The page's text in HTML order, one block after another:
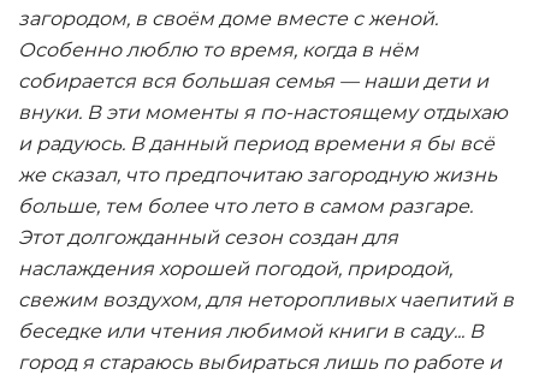
загородом, в своём доме вместе с женой.
Особенно люблю то время, когда в нём
собирается вся большая семья — наши дети и
внуки. В эти моменты я по-настоящему отдыхаю
и радуюсь. В данный период времени я бы всё
же сказал, что предпочитаю загородную жизнь
больше, тем более что лето в самом разгаре.
Этот долгожданный сезон создан для
наслаждения хорошей погодой, природой,
свежим воздухом, для неторопливых чаепитий в
беседке или чтения любимой книги в саду... В
город я стараюсь выбираться лишь по работе и